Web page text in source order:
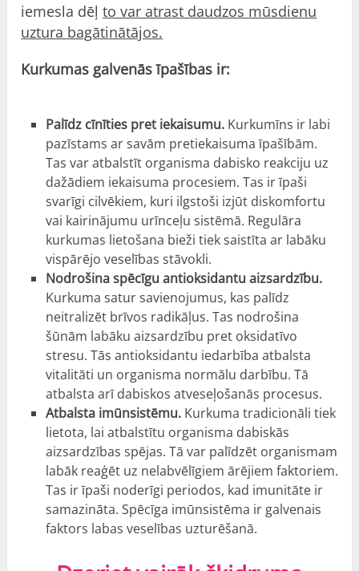
iemesla dēļto var atrast daudzos mūsdienu
uztura bagātinātājos.
Kurkumas galvenās īpašības ir:
Palīdz cīnīties pret iekaisumu.Kurkumīns ir labi
pazīstams ar savām pretiekaisuma īpašībām.
Tas var atbalstīt organisma dabisko reakciju uz
dažādiem iekaisuma procesiem. Tas ir īpaši
svarīgi cilvēkiem, kuri ilgstoši izjūt diskomfortu
vai kairinājumu urīnceļu sistēmā. Regulāra
kurkumas lietošana bieži tiek saistīta ar labāku
vispārējo veselības stāvokli.
Nodrošina spēcīgu antioksidantu aizsardzību.
Kurkuma satur savienojumus, kas palīdz
neitralizēt brīvos radikāļus. Tas nodrošina
šūnām labāku aizsardzību pret oksidatīvo
stresu. Tās antioksidantu iedarbība atbalsta
vitalitāti un organisma normālu darbību. Tā
atbalsta arī dabiskos atveseļošanās procesus.
Atbalsta imūnsistēmu.Kurkuma tradicionāli tiek
lietota, lai atbalstītu organisma dabiskās
aizsardzības spējas. Tā var palīdzēt organismam
labāk reaģēt uz nelabvēlīgiem ārējiem faktoriem.
Tas ir īpaši noderīgi periodos, kad imunitāte ir
samazināta. Spēcīga imūnsistēma ir galvenais
faktors labas veselības uzturēšanā.